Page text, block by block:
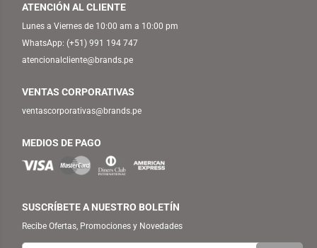
ATENCIÓN AL CLIENTE
Lunes a Viernes de 10:00 am a 10:00 pm
WhatsApp: (+51) 991 194 747
atencionalcliente@brands.pe
VENTAS CORPORATIVAS
ventascorporativas@brands.pe
MEDIOS DE PAGO
SUSCRÍBETE A NUESTRO BOLETÍN
Recibe Ofertas, Promociones y Novedades